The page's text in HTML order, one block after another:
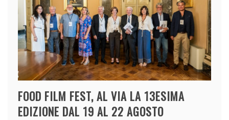
FOOD FILM FEST, AL VIA LA 13ESIMA
EDIZIONE DAL 19 AL 22 AGOSTO